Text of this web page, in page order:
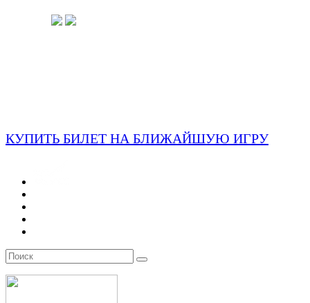
КУПИТЬ БИЛЕТ НА БЛИЖАЙШУЮ ИГРУ